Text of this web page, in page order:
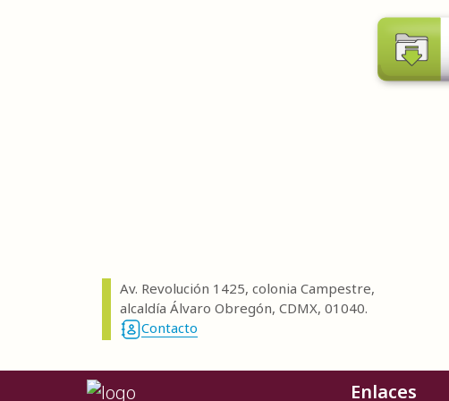
Av. Revolución 1425, colonia Campestre,
alcaldía Álvaro Obregón, CDMX, 01040.
Contacto
Enlaces